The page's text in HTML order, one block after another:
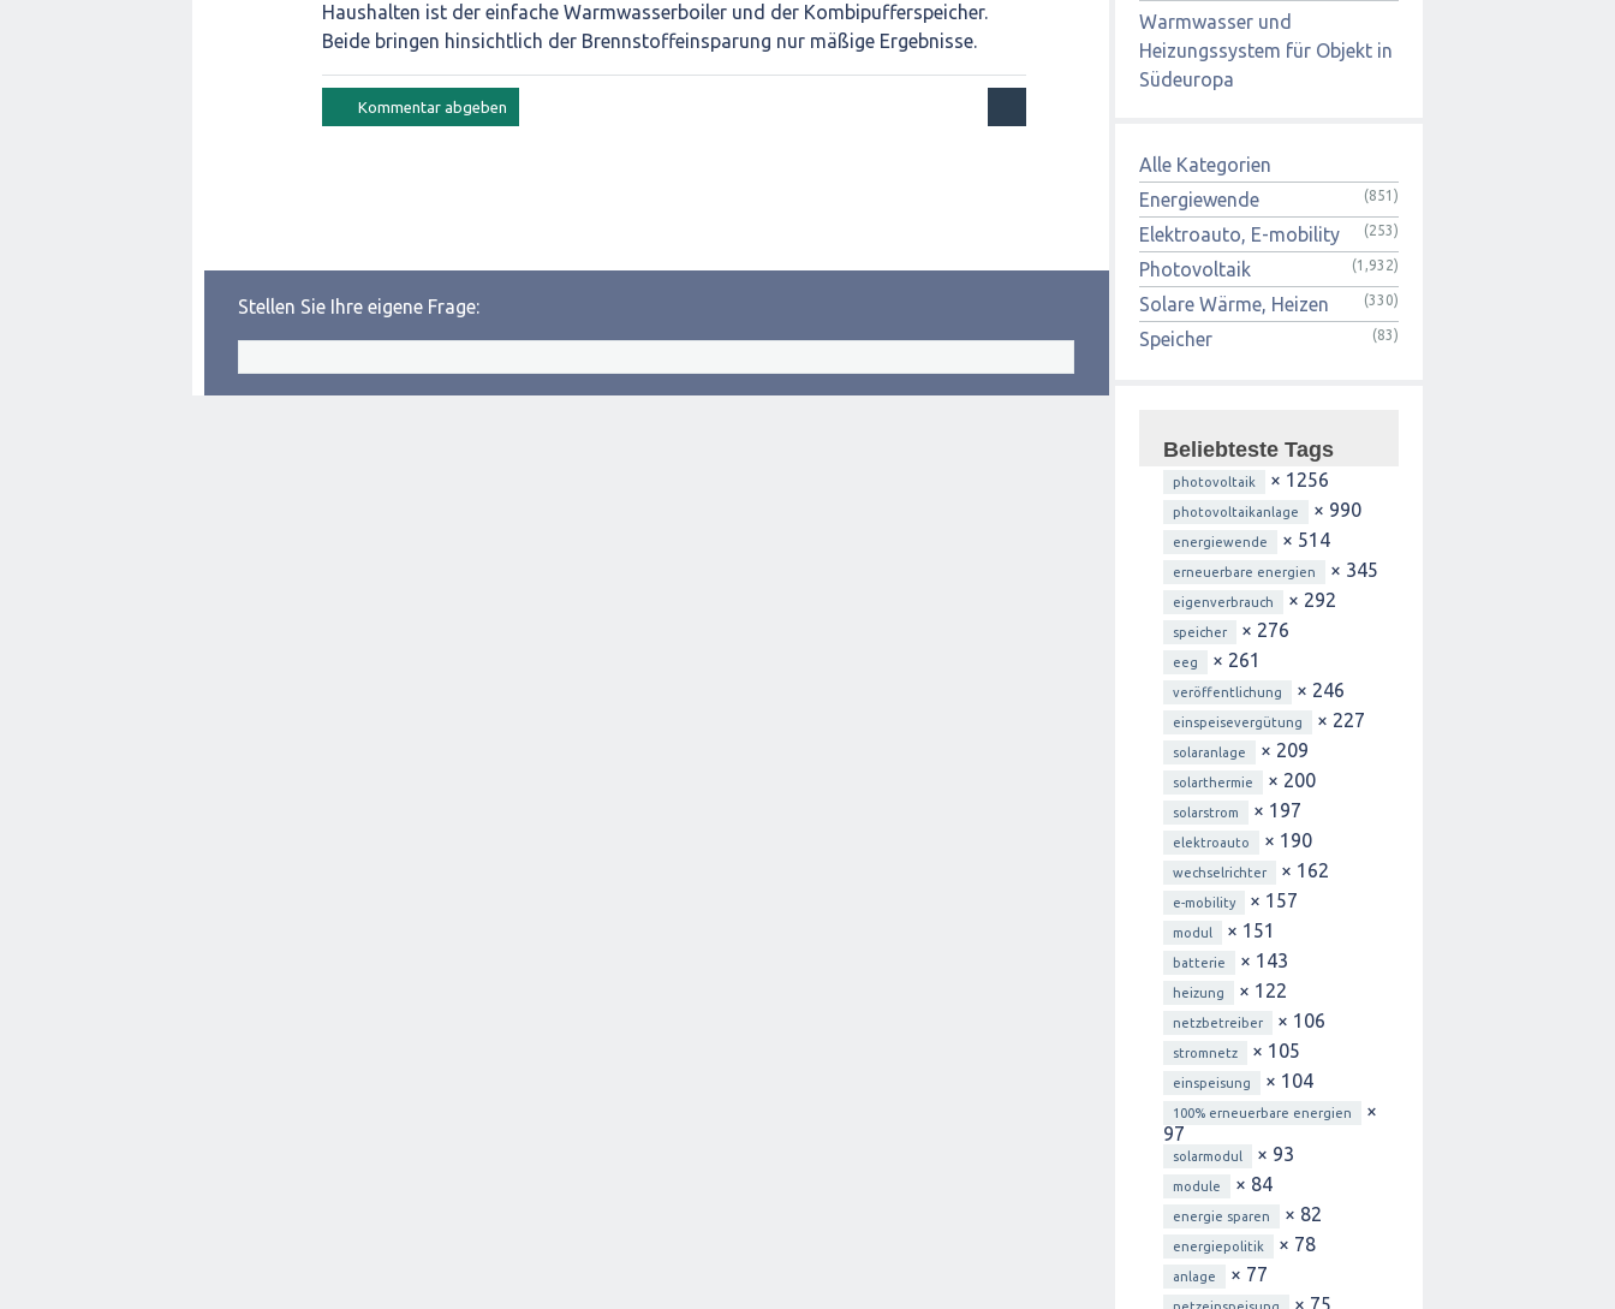
Haushalten ist der einfache Warmwasserboiler und der Kombipufferspeicher.
Beide bringen hinsichtlich der Brennstoffeinsparung nur mäßige Ergebnisse.
Stellen Sie Ihre eigene Frage:
Warmwasser und
Heizungssystem für Objekt in
Südeuropa
Alle Kategorien
Energiewende
(851)
Elektroauto, E-mobility (253)
Photovoltaik (1,932)
Solare Wärme, Heizen (330)
Speicher (83)
Beliebteste Tags
photovoltaik × 1256
photovoltaikanlage × 990
energiewende × 514
erneuerbare energien × 345
eigenverbrauch × 292
speicher × 276
eeg × 261
veröffentlichung × 246
einspeisevergütung × 227
solaranlage × 209
solarthermie × 200
solarstrom × 197
elektroauto × 190
wechselrichter × 162
e-mobility × 157
modul × 151
batterie × 143
heizung × 122
netzbetreiber × 106
stromnetz × 105
einspeisung × 104
100% erneuerbare energien
×
97
solarmodul × 93
module × 84
energie sparen × 82
energiepolitik × 78
anlage × 77
netzeinspeisung × 75